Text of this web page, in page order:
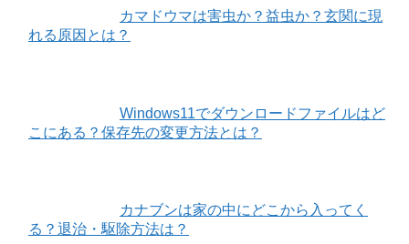
カマドウマは害虫か？益虫か？玄関に現
れる原因とは？
Windows11でダウンロードファイルはど
こにある？保存先の変更方法とは？
カナブンは家の中にどこから入ってく
る？退治・駆除方法は？